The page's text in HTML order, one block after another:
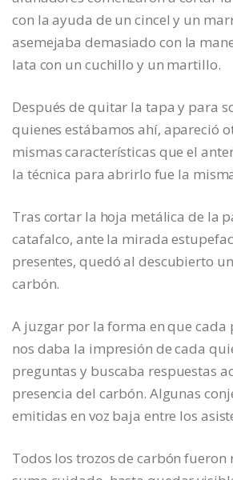
con la ayuda de un cincel y un
asemejaba demasiado con la
lata con un cuchillo y un martillo.
Después de quitar la tapa y para
quienes estábamos ahí, apareció
mismas características que el
la técnica para abrirlo fue la
Tras cortar la hoja metálica de la
catafalco, ante la mirada
presentes, quedó al descubierto
carbón.
A juzgar por la forma en que cada
nos daba la impresión de cada
preguntas y buscaba respuestas
presencia del carbón. Algunas
emitidas en voz baja entre los
Todos los trozos de carbón fueron